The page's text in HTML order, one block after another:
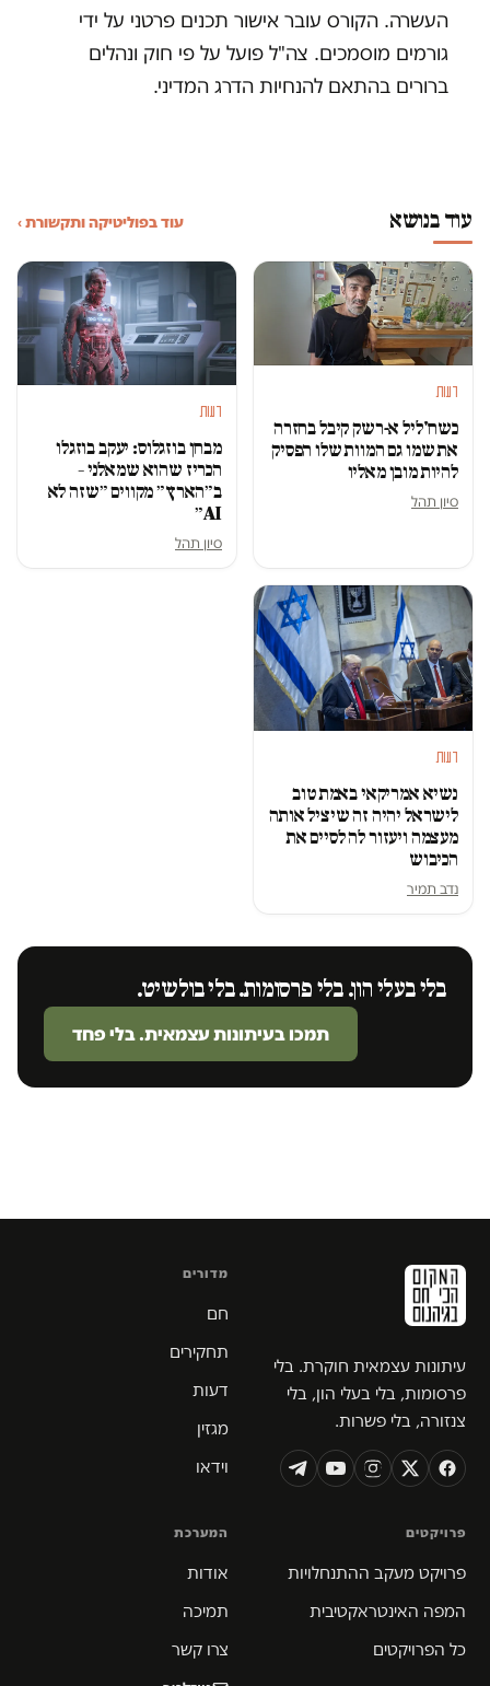
העשרה. הקורס עובר אישור תכנים פרטני על ידי
גורמים מוסמכים. צה"ל פועל על פי חוק ונהלים
ברורים בהתאם להנחיות הדרג המדיני.
עוד בנושא עוד בפוליטיקה ותקשורת ›
דעות
כשח'ליל א-רשק קיבל בחזרה
את שמו גם המוות שלו הפסיק
להיות מובן מאליו
סיון תהל
דעות
מבחן בוזגלוס: יעקב בוזגלו
הכריז שהוא שמאלני –
ב״הארץ״ מקווים ״שזה לא
AI״
סיון תהל
דעות
נשיא אמריקאי באמת טוב
לישראל יהיה זה שיציל אותה
מעצמה ויעזור לה לסיים את
הכיבוש
נדב תמיר
בלי בעלי הון. בלי פרסומות. בלי בולשיט.
תמכו בעיתונות עצמאית. בלי פחד
עיתונות עצמאית חוקרת. בלי
פרסומות, בלי בעלי הון, בלי
צנזורה, בלי פשרות.
מדורים
חם
תחקירים
דעות
מגזין
וידאו
פרויקטים
פרויקט מעקב ההתנחלויות
המפה האינטראקטיבית
כל הפרויקטים
המערכת
אודות
תמיכה
צרו קשר